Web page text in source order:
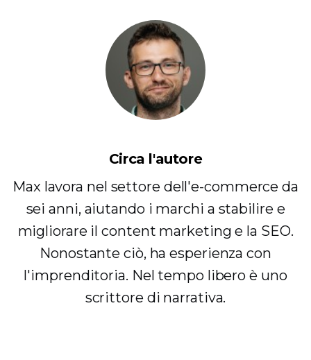
Circa l'autore
Max lavora nel settore dell'e-commerce da
sei anni, aiutando i marchi a stabilire e
migliorare il content marketing e la SEO.
Nonostante ciò, ha esperienza con
l'imprenditoria. Nel tempo libero è uno
scrittore di narrativa.